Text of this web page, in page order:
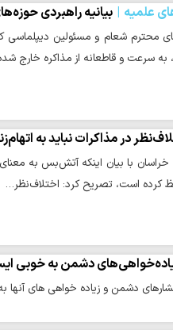
علمیه بیانیه راهبردی
محترم شعام و مسئولین دیپلماسی
به سرعت و قاطعانه از مذاکره خارج
در مذاکرات نباید به
با بیان اینکه آتش‌بس به
کرده است، تصریح کرد: اختلاف‌نظر…
دشمن به خوبی
دشمن و زیاده خواهی های